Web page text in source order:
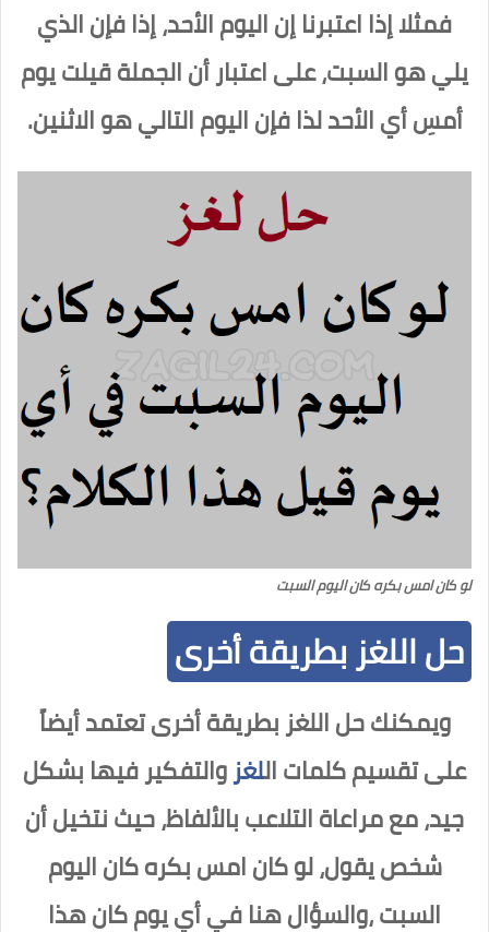
فمثلا إذا اعتبرنا إن اليوم الأحد، إذا فإن الذي
يلي هو السبت، على اعتبار أن الجملة قيلت يوم
أمسِ أي الأحد لذا فإن اليوم التالي هو الاثنين.
لو كان امس بكره كان اليوم السبت
حل اللغز بطريقة أخرى
ويمكنك حل اللغز بطريقة أخرى تعتمد أيضاً
على تقسيم كلمات اللغزوالتفكير فيها بشكل
جيد، مع مراعاة التلاعب بالألفاظ، حيث نتخيل أن
شخص يقول، لو كان امس بكره كان اليوم
السبت ،والسؤال هنا في أي يوم كان هذا